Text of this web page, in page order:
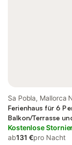
Sa Pobla, Mallorca
Ferienhaus für 6
Balkon/Terrasse
Kostenlose
ab131 €pro Nacht